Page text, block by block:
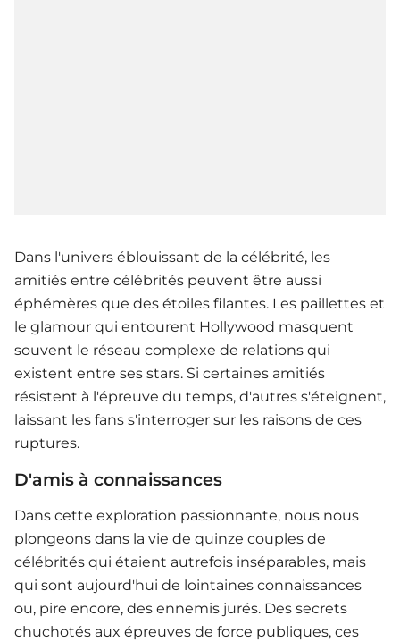
Dans l'univers éblouissant de la célébrité, les
amitiés entre célébrités peuvent être aussi
éphémères que des étoiles filantes. Les paillettes et
le glamour qui entourent Hollywood masquent
souvent le réseau complexe de relations qui
existent entre ses stars. Si certaines amitiés
résistent à l'épreuve du temps, d'autres s'éteignent,
laissant les fans s'interroger sur les raisons de ces
ruptures.
D'amis à connaissances
Dans cette exploration passionnante, nous nous
plongeons dans la vie de quinze couples de
célébrités qui étaient autrefois inséparables, mais
qui sont aujourd'hui de lointaines connaissances
ou, pire encore, des ennemis jurés. Des secrets
chuchotés aux épreuves de force publiques, ces